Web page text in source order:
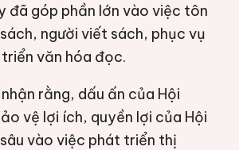
đã góp phần lớn vào việc tôn
người viết sách, phục vụ
văn hóa đọc.
rằng, dấu ấn của Hội
vệ lợi ích, quyền lợi của Hội
vào việc phát triển thị